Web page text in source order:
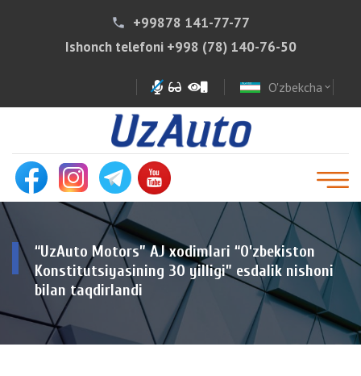
phone
+99878 141-77-77
Ishonch telefoni +998 (78) 140-76-50
O'zbekcha expand_more
“UzAuto Motors” AJ xodimlari “O’zbekiston
Konstitutsiyasining 30 yilligi” esdalik nishoni
bilan taqdirlandi